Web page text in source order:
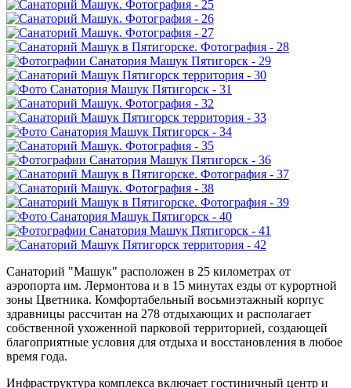
Санаторий "Машук" расположен в 25 километрах от
аэропорта им. Лермонтова и в 15 минутах езды от курортной
зоны Цветника. Комфортабельный восьмиэтажный корпус
здравницы рассчитан на 278 отдыхающих и располагает
собственной ухоженной парковой территорией, создающей
благоприятные условия для отдыха и восстановления в любое
время года.
Инфраструктура комплекса включает гостиничный центр и